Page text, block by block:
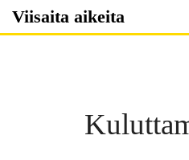
Skip
Viisaita aikeita